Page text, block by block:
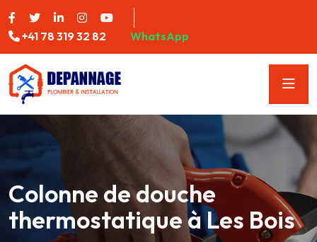
+41 78 319 32 82 WhatsApp
Colonne de douche
thermostatique à Les Bois